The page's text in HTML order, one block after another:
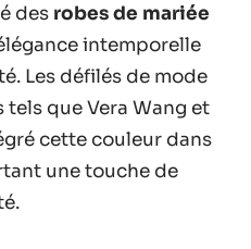
des robes de mariée
intemporelle
Les défilés de mode
que Vera Wang et
cette couleur dans
une touche de